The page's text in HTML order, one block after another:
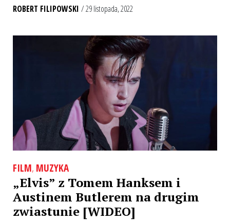
ROBERT FILIPOWSKI / 29 listopada, 2022
FILM, MUZYKA
„Elvis” z Tomem Hanksem i
Austinem Butlerem na drugim
zwiastunie [WIDEO]